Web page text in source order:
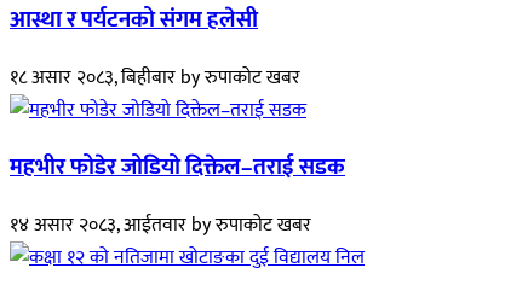
आस्था र पर्यटनको संगम हलेसी
१८ असार २०८३, बिहीबारbyरुपाकोट खबर
महभीर फोडेर जोडियो दिक्तेल–तराई सडक
१४ असार २०८३, आईतवारbyरुपाकोट खबर